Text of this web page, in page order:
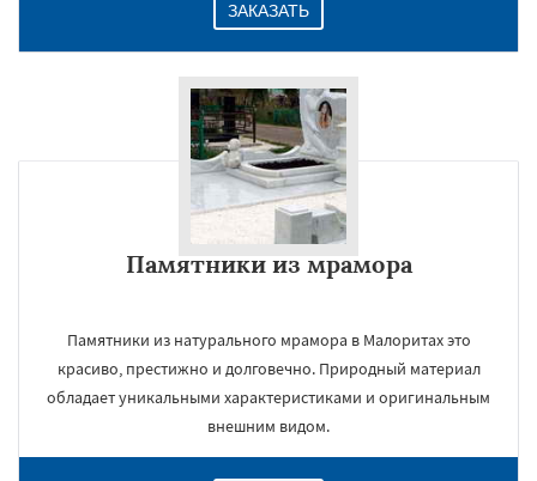
ЗАКАЗАТЬ
Памятники из мрамора
Памятники из натурального мрамора в Малоритах это
красиво, престижно и долговечно. Природный материал
обладает уникальными характеристиками и оригинальным
внешним видом.